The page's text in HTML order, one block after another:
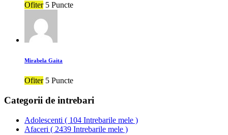
Ofiter 5 Puncte
Mirabela Gaita
Ofiter 5 Puncte
Categorii de intrebari
Adolescenti ( 104 Intrebarile mele )
Afaceri ( 2439 Intrebarile mele )